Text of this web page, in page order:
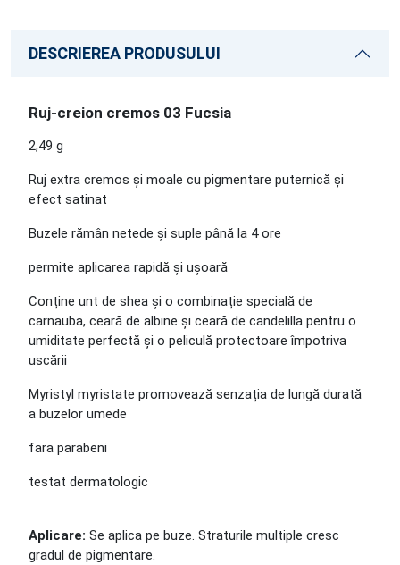
DESCRIEREA PRODUSULUI
Ruj-creion cremos 03 Fucsia
2,49 g
Ruj extra cremos și moale cu pigmentare puternică și
efect satinat
Buzele rămân netede și suple până la 4 ore
permite aplicarea rapidă și ușoară
Conține unt de shea și o combinație specială de
carnauba, ceară de albine și ceară de candelilla pentru o
umiditate perfectă și o peliculă protectoare împotriva
uscării
Myristyl myristate promovează senzația de lungă durată
a buzelor umede
fara parabeni
testat dermatologic
Aplicare: Se aplica pe buze. Straturile multiple cresc
gradul de pigmentare.